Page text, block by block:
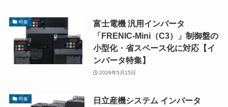
特集
富士電機 汎用インバータ
「FRENIC-Mini（C3）」制御盤の
小型化・省スペース化に対応【イ
ンバータ特集】
2026年5月15日
特集
日立産機システム インバータ